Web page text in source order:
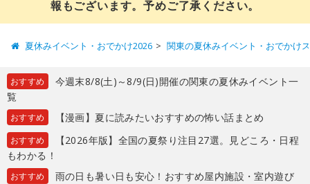
報もございます。予めご了承ください。
夏休みイベント・おでかけ2026 関東の夏休みイベント・おでかけ
おすすめ
今週末8/8(土)～8/9(日)開催の関東の夏休みイベント一
覧
おすすめ 【漫画】夏に読みたいおすすめの怖い話まとめ
おすすめ
【2026年版】全国の夏祭り注目27選。見どころ・日程
もわかる！
おすすめ
雨の日も暑い日も安心！おすすめ屋内施設・室内遊び